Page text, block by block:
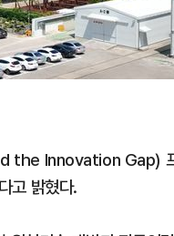
the Innovation Gap)
고 밝혔다.